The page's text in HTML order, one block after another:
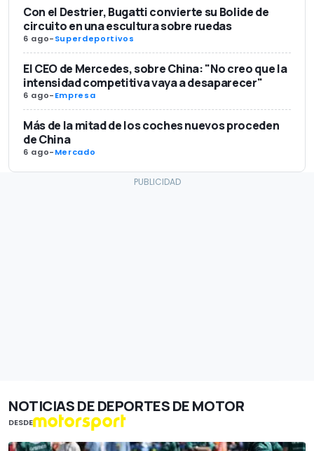
Con el Destrier, Bugatti convierte su Bolide de
circuito en una escultura sobre ruedas
6 ago-Superdeportivos
El CEO de Mercedes, sobre China: "No creo que la
intensidad competitiva vaya a desaparecer"
6 ago-Empresa
Más de la mitad de los coches nuevos proceden
de China
6 ago-Mercado
NOTICIAS DE DEPORTES DE MOTOR
DESDE